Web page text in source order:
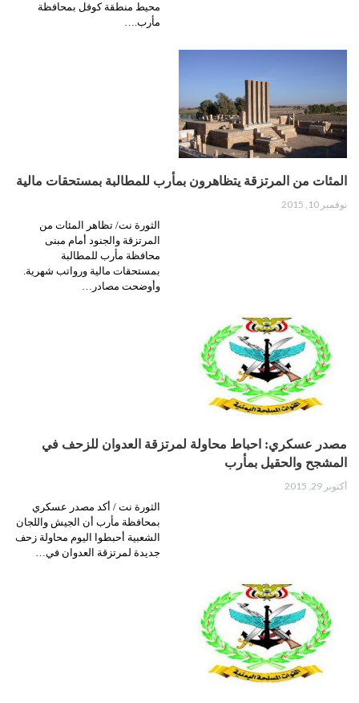
محيط منطقة كوفل بمحافظة
مأرب.…
المئات من المرتزقة يتظاهرون بمأرب للمطالبة بمستحقات مالية
نوفمبر 10, 2015
الثورة نت/ تظاهر المئات من
المرتزقة والجنود أمام مبنى
محافظة مأرب للمطالبة
بمستحقات مالية ورواتب شهرية.
وأوضحت مصادر…
مصدر عسكري: احباط محاولة لمرتزقة العدوان للزحف في
المشجح والحقيل بمأرب
أكتوبر 29, 2015
الثورة نت / أكد مصدر عسكري
بمحافظة مأرب أن الجيش واللجان
الشعبية أحبطوا اليوم محاولة زحف
جديدة لمرتزقة العدوان في…